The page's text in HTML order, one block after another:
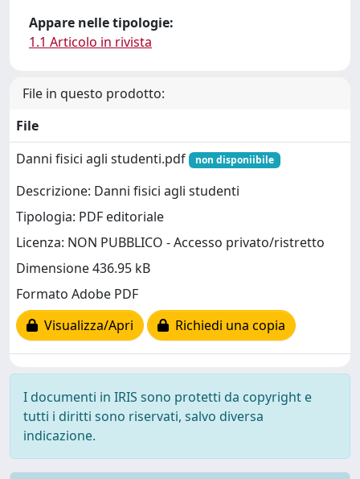
Appare nelle tipologie:
1.1 Articolo in rivista
File in questo prodotto:
File
Danni fisici agli studenti.pdf
non disponiibile
Descrizione: Danni fisici agli studenti
Tipologia: PDF editoriale
Licenza: NON PUBBLICO - Accesso privato/ristretto
Dimensione 436.95 kB
Formato Adobe PDF
Visualizza/Apri
Richiedi una copia
I documenti in IRIS sono protetti da copyright e
tutti i diritti sono riservati, salvo diversa
indicazione.